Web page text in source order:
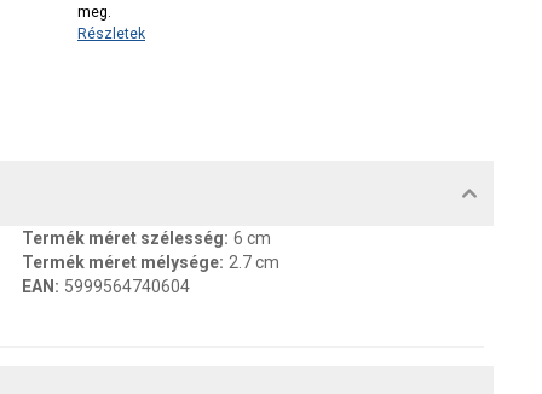
meg.
Részletek
Termék méret szélesség: 6 cm
Termék méret mélysége: 2.7 cm
EAN : 5999564740604